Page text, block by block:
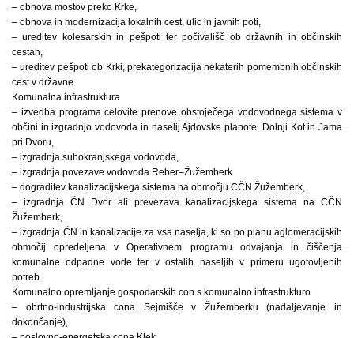
– obnova mostov preko Krke,
– obnova in modernizacija lokalnih cest, ulic in javnih poti,
– ureditev kolesarskih in pešpoti ter počivališč ob državnih in občinskih
cestah,
– ureditev pešpoti ob Krki, prekategorizacija nekaterih pomembnih občinskih
cest v državne.
Komunalna infrastruktura
– izvedba programa celovite prenove obstoječega vodovodnega sistema v
občini in izgradnjo vodovoda in naselij Ajdovske planote, Dolnji Kot in Jama
pri Dvoru,
– izgradnja suhokranjskega vodovoda,
– izgradnja povezave vodovoda Reber–Žužemberk
– dograditev kanalizacijskega sistema na območju CČN Žužemberk,
– izgradnja ČN Dvor ali prevezava kanalizacijskega sistema na CČN
Žužemberk,
– izgradnja ČN in kanalizacije za vsa naselja, ki so po planu aglomeracijskih
območij opredeljena v Operativnem programu odvajanja in čiščenja
komunalne odpadne vode ter v ostalih naseljih v primeru ugotovljenih
potreb.
Komunalno opremljanje gospodarskih con s komunalno infrastrukturo
– obrtno-industrijska cona Sejmišče v Žužemberku (nadaljevanje in
dokončanje),